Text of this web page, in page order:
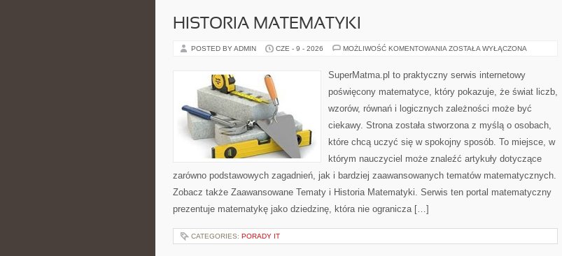
HISTORIA MATEMATYKI
POSTED BY ADMIN CZE - 9 - 2026 MOŻLIWOŚĆ KOMENTOWANIA HISTORIA
ZOSTAŁA WYŁĄCZONA
SuperMatma.pl to praktyczny serwis internetowy
poświęcony matematyce, który pokazuje, że świat liczb,
wzorów, równań i logicznych zależności może być
ciekawy. Strona została stworzona z myślą o osobach,
które chcą uczyć się w spokojny sposób. To miejsce, w
którym nauczyciel może znaleźć artykuły dotyczące
zarówno podstawowych zagadnień, jak i bardziej zaawansowanych tematów matematycznych.
Zobacz także Zaawansowane Tematy i Historia Matematyki. Serwis ten portal matematyczny
prezentuje matematykę jako dziedzinę, która nie ogranicza […]
CATEGORIES: PORADY IT